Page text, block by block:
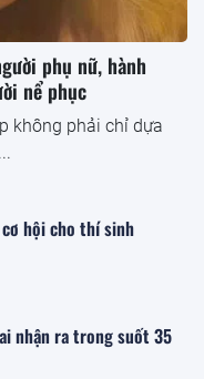
phụ nữ, hành
nể phục
không phải chỉ dựa
cơ hội cho thí sinh
nhận ra trong suốt 35